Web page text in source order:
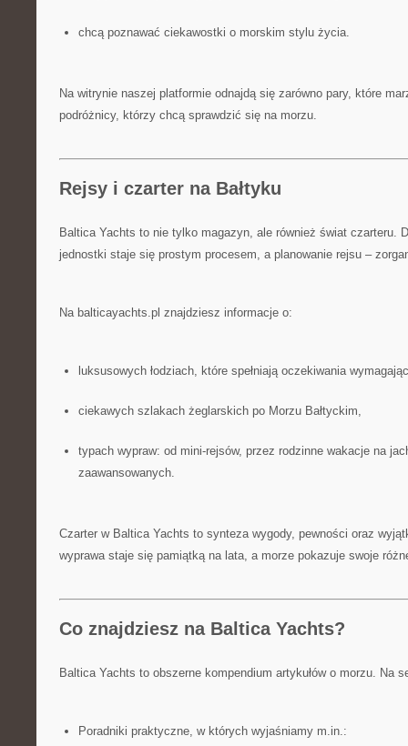
chcą poznawać ciekawostki o morskim stylu życia.
Na witrynie naszej platformie odnajdą się zarówno pary, które
podróżnicy, którzy chcą sprawdzić się na morzu.
Rejsy i czarter na Bałtyku
Baltica Yachts to nie tylko magazyn, ale również świat czarteru.
jednostki staje się prostym procesem, a planowanie rejsu –
Na balticayachts.pl znajdziesz informacje o:
luksusowych łodziach, które spełniają oczekiwania
ciekawych szlakach żeglarskich po Morzu Bałtyckim,
typach wypraw: od mini-rejsów, przez rodzinne wakacje na
zaawansowanych.
Czarter w Baltica Yachts to synteza wygody, pewności oraz
wyprawa staje się pamiątką na lata, a morze pokazuje swoje
Co znajdziesz na Baltica Yachts?
Baltica Yachts to obszerne kompendium artykułów o morzu. Na
Poradniki praktyczne, w których wyjaśniamy m.in.: